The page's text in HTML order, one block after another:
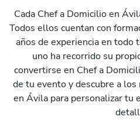
Cada Chef a Domicilio en
Todos ellos cuentan con
años de experiencia en todo
uno ha recorrido su
convertirse en Chef a
de tu evento y descubre a
en Ávila para personalizar tu